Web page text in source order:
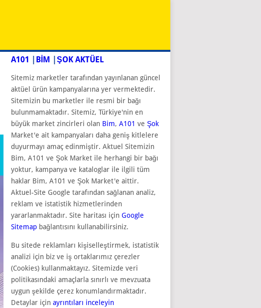
A101 BİM ŞOK AKTÜEL
Sitemiz marketler tarafından yayınlanan güncel
aktüel ürün kampanyalarına yer vermektedir.
Sitemizin bu marketler ile resmi bir bağı
bulunmamaktadır. Sitemiz, Türkiye'nin en
büyük market zincirleri olan Bim, A101 ve Şok
Market'e ait kampanyaları daha geniş kitlelere
duyurmayı amaç edinmiştir. Aktuel Sitemizin
Bim, A101 ve Şok Market ile herhangi bir bağı
yoktur, kampanya ve kataloglar ile ilgili tüm
haklar Bim, A101 ve Şok Market'e aittir.
Aktuel-Site Google tarafından sağlanan analiz,
reklam ve istatistik hizmetlerinden
yararlanmaktadır. Site haritası için Google
Sitemap bağlantısını kullanabilirsiniz.
Bu sitede reklamları kişiselleştirmek, istatistik
analizi için biz ve iş ortaklarımız çerezler
(Cookies) kullanmaktayız. Sitemizde veri
politikasındaki amaçlarla sınırlı ve mevzuata
uygun şekilde çerez konumlandırmaktadır.
Detaylar için ayrıntıları inceleyin